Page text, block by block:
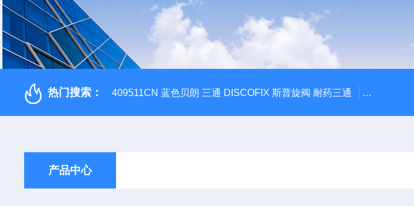
热门搜索： 409511CN 蓝色贝朗 三通 DISCOFIX 斯普旋阀 耐药三通
产品中心